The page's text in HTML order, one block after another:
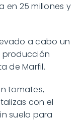
en 25 millones y
a cabo un
producción
de Marfil.
tomates,
con el
suelo para